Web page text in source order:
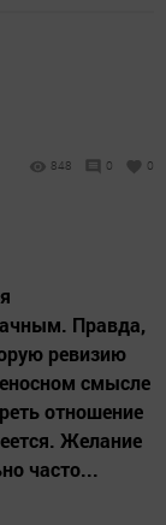
848 0 0
Правда,
ревизию
смысле
отношение
Желание
часто...